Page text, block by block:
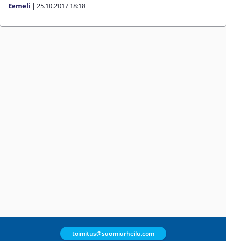
Eemeli | 25.10.2017 18:18
toimitus@suomiurheilu.com